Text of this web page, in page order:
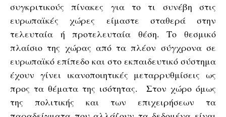
συγκριτικούς πίνακες για το τι συνέβη στις
ευρωπαϊκές χώρες είμαστε σταθερά στην
τελευταία ή προτελευταία θέση. Το θεσμικό
πλαίσιο της χώρας από τα πλέον σύγχρονα σε
ευρωπαϊκό επίπεδο και στο εκπαιδευτικό σύστημα
έχουν γίνει ικανοποιητικές μεταρρυθμίσεις ως
προς τα θέματα της ισότητας. Στον χώρο όμως
της πολιτικής και των επιχειρήσεων τα